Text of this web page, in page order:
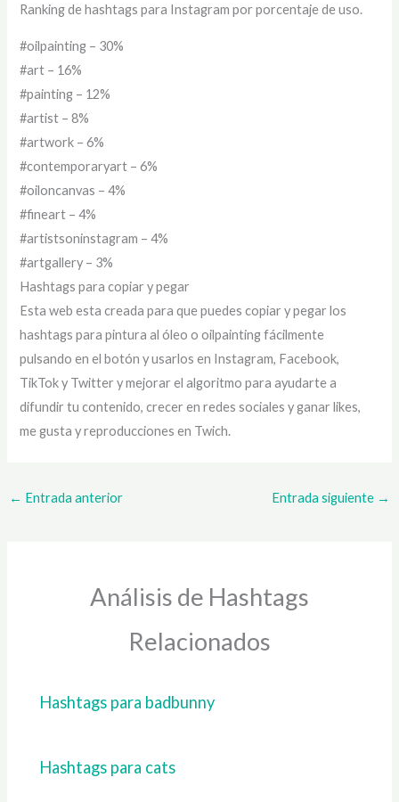
Ranking de hashtags para Instagram por porcentaje de uso.
#oilpainting – 30%
#art – 16%
#painting – 12%
#artist – 8%
#artwork – 6%
#contemporaryart – 6%
#oiloncanvas – 4%
#fineart – 4%
#artistsoninstagram – 4%
#artgallery – 3%
Hashtags para copiar y pegar
Esta web esta creada para que puedes copiar y pegar los
hashtags para pintura al óleo o oilpainting fácilmente
pulsando en el botón y usarlos en Instagram, Facebook,
TikTok y Twitter y mejorar el algoritmo para ayudarte a
difundir tu contenido, crecer en redes sociales y ganar likes,
me gusta y reproducciones en Twich.
← Entrada anterior Entrada siguiente →
Análisis de Hashtags
Relacionados
Hashtags para badbunny
Hashtags para cats